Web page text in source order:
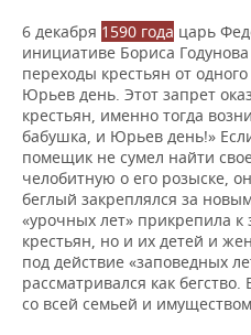
6 декабря 1590 года царь
инициативе Бориса
переходы крестьян от
Юрьев день. Этот запрет
крестьян, именно тогда
бабушка, и Юрьев день!»
помещик не сумел найти
челобитную о его розыске,
беглый закреплялся за
«урочных лет» прикрепила к
крестьян, но и их детей и
под действие «заповедных
рассматривался как
со всей семьей и